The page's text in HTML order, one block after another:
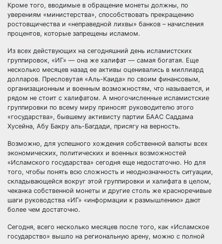
Кроме того, вводимые в обращение монеты должны, по
уверениям «министерства», способствовать прекращению
ростовщичества и «неправедной лихвы» банков – начисления
процентов, которые запрещены исламом.
Из всех действующих на сегодняшний день исламистских
группировок, «ИГ» — она же халифат — самая богатая. Еще
несколько месяцев назад ее активы оценивались в миллиард
долларов. Пресловутая «Аль-Каида» по своим финансовым,
организационным и военным возможностям, что называется, и
рядом не стоит с халифатом. А многочисленные исламистские
группировки по всему миру приносят руководителю этого
«государства», бывшему активисту партии БААС Саддама
Хусейна, Абу Бакру аль-Багдади, присягу на верность.
Возможно, для успешного хождения собственной валюты всех
экономических, политических и военных возможностей
«Исламского государства» сегодня еще недостаточно. Но для
того, чтобы понять всю сложность и неоднозначность ситуации,
складывающейся вокруг этой группировки и халифата в целом,
чеканка собственной монеты и другие столь же красноречивые
шаги руководства «ИГ» «информации к размышлению» дают
более чем достаточно.
Сегодня, всего несколько месяцев после того, как «Исламское
государство» вышло на региональную арену, можно с полной